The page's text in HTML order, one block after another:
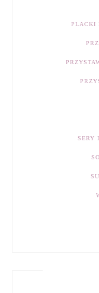
PLACKI
SERY